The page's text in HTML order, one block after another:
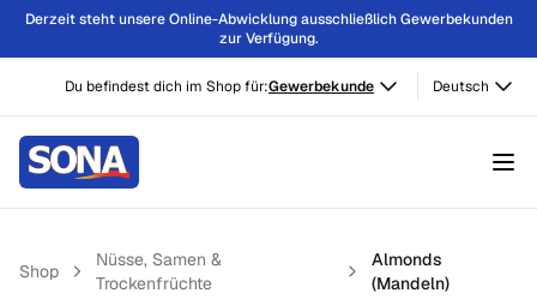
Derzeit steht unsere Online-Abwicklung ausschließlich Gewerbekunden
zur Verfügung.
Du befindest dich im Shop für:Gewerbekunde Deutsch
Shop
Nüsse, Samen &
Trockenfrüchte
Almonds
(Mandeln)